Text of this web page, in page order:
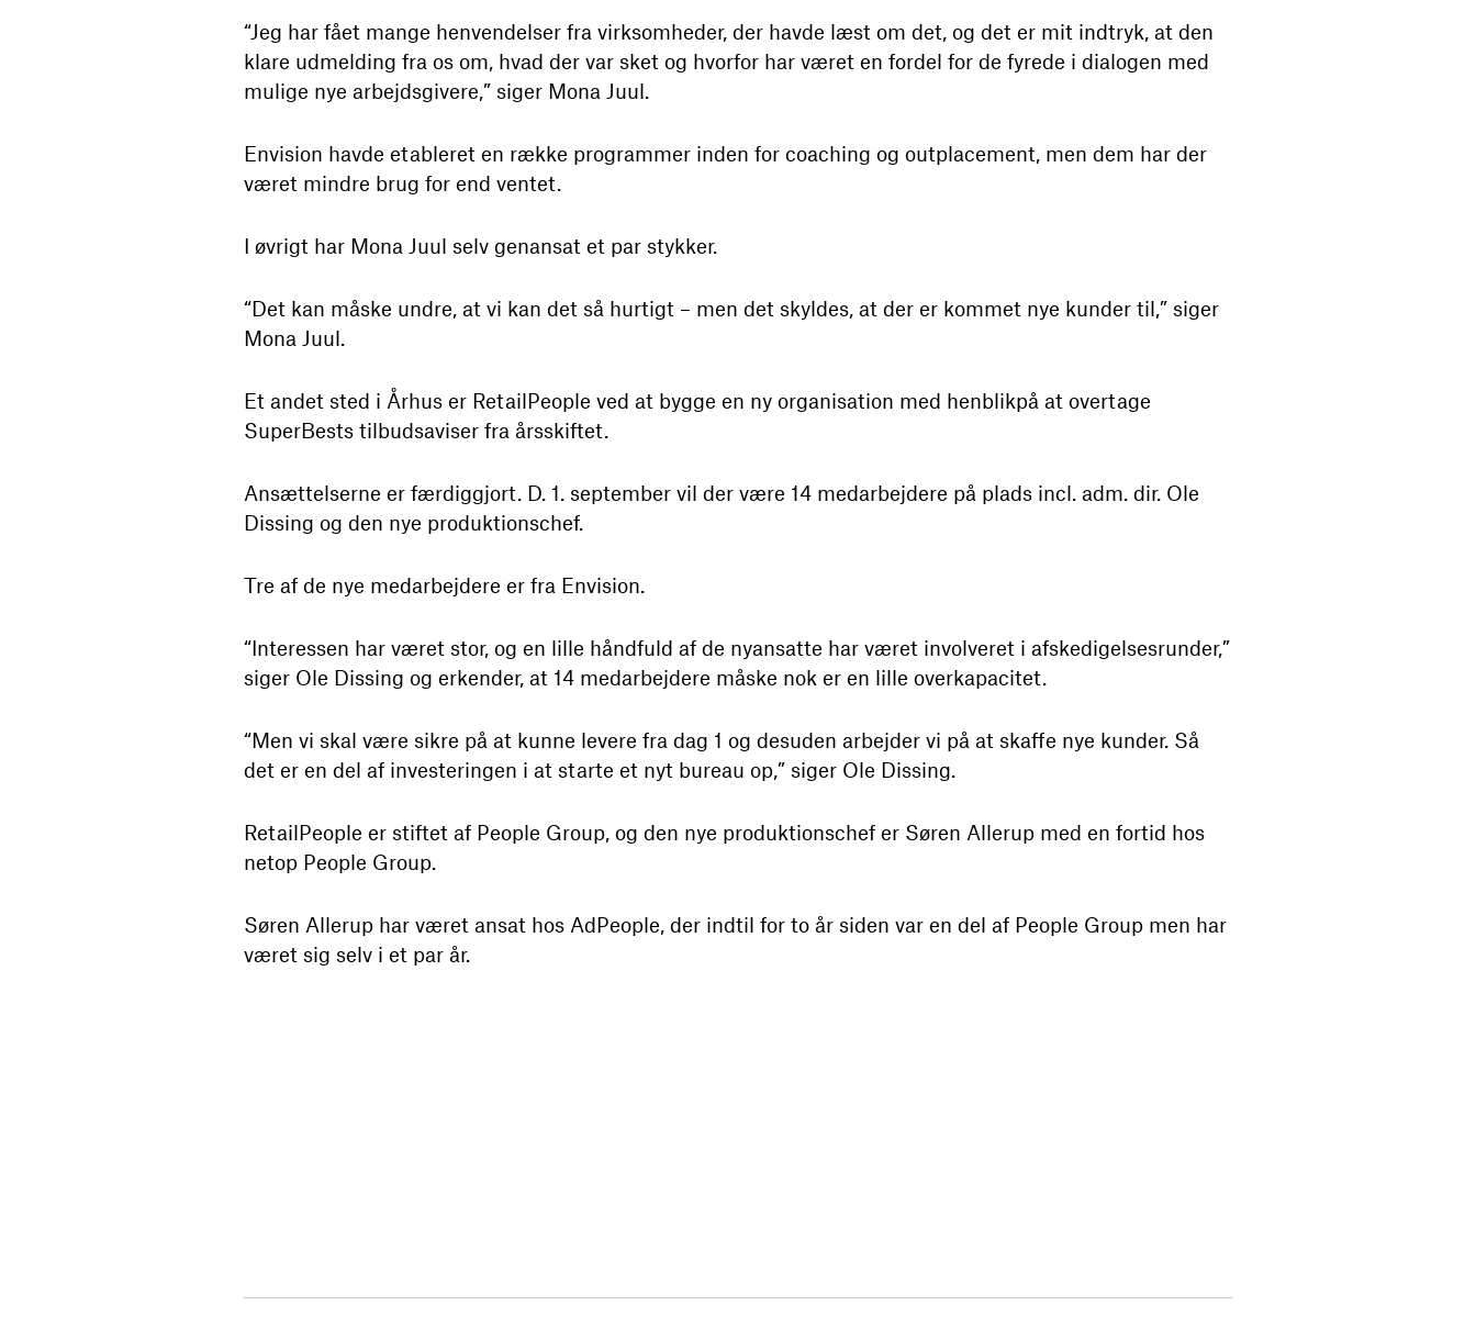
“Jeg har fået mange henvendelser fra virksomheder, der havde læst om det, og det er mit indtryk, at den
klare udmelding fra os om, hvad der var sket og hvorfor har været en fordel for de fyrede i dialogen med
mulige nye arbejdsgivere,” siger Mona Juul.
Envision havde etableret en række programmer inden for coaching og outplacement, men dem har der
været mindre brug for end ventet.
I øvrigt har Mona Juul selv genansat et par stykker.
“Det kan måske undre, at vi kan det så hurtigt – men det skyldes, at der er kommet nye kunder til,” siger
Mona Juul.
Et andet sted i Århus er RetailPeople ved at bygge en ny organisation med henblikpå at overtage
SuperBests tilbudsaviser fra årsskiftet.
Ansættelserne er færdiggjort. D. 1. september vil der være 14 medarbejdere på plads incl. adm. dir. Ole
Dissing og den nye produktionschef.
Tre af de nye medarbejdere er fra Envision.
“Interessen har været stor, og en lille håndfuld af de nyansatte har været involveret i afskedigelsesrunder,”
siger Ole Dissing og erkender, at 14 medarbejdere måske nok er en lille overkapacitet.
“Men vi skal være sikre på at kunne levere fra dag 1 og desuden arbejder vi på at skaffe nye kunder. Så
det er en del af investeringen i at starte et nyt bureau op,” siger Ole Dissing.
RetailPeople er stiftet af People Group, og den nye produktionschef er Søren Allerup med en fortid hos
netop People Group.
Søren Allerup har været ansat hos AdPeople, der indtil for to år siden var en del af People Group men har
været sig selv i et par år.